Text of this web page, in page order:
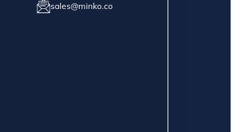
sales@minko.co